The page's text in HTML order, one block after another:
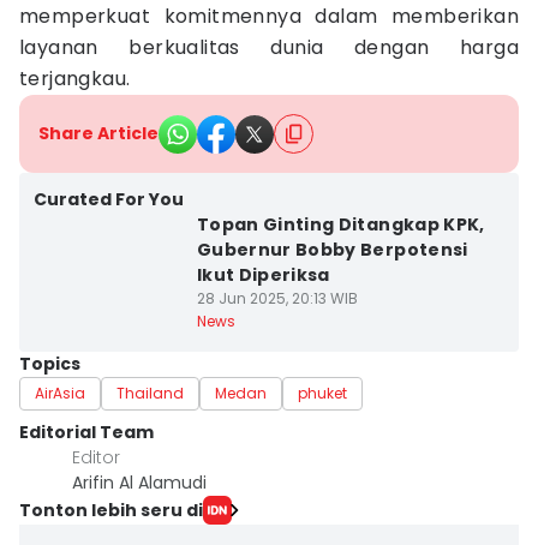
memperkuat komitmennya dalam memberikan
layanan berkualitas dunia dengan harga
terjangkau.
Share Article
Curated For You
Topan Ginting Ditangkap KPK,
Gubernur Bobby Berpotensi
Ikut Diperiksa
28 Jun 2025, 20:13 WIB
News
Topics
AirAsia Thailand Medan phuket
Editorial Team
Editor
Arifin Al Alamudi
Tonton lebih seru di